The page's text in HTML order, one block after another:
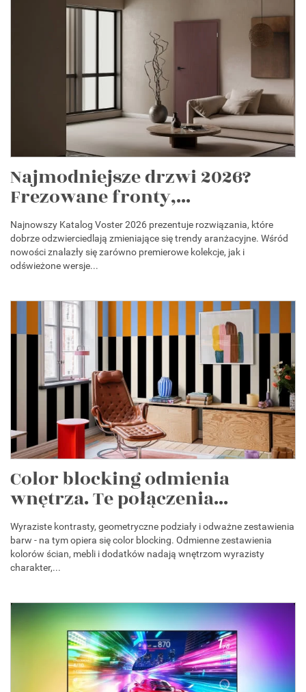
Najmodniejsze drzwi 2026?
Frezowane fronty,...
Najnowszy Katalog Voster 2026 prezentuje rozwiązania, które
dobrze odzwierciedlają zmieniające się trendy aranżacyjne. Wśród
nowości znalazły się zarówno premierowe kolekcje, jak i
odświeżone wersje...
Color blocking odmienia
wnętrza. Te połączenia...
Wyraziste kontrasty, geometryczne podziały i odważne zestawienia
barw - na tym opiera się color blocking. Odmienne zestawienia
kolorów ścian, mebli i dodatków nadają wnętrzom wyrazisty
charakter,...